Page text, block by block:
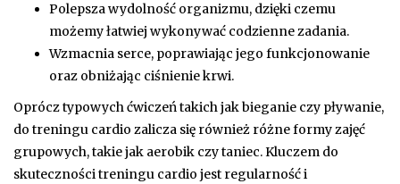
Polepsza wydolność organizmu, dzięki czemu
możemy łatwiej wykonywać codzienne zadania.
Wzmacnia serce, poprawiając jego funkcjonowanie
oraz obniżając ciśnienie krwi.
Oprócz typowych ćwiczeń takich jak bieganie czy pływanie,
do treningu cardio zalicza się również różne formy zajęć
grupowych, takie jak aerobik czy taniec. Kluczem do
skuteczności treningu cardio jest regularność i